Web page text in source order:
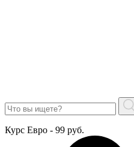
Курс Евро - 99 руб.